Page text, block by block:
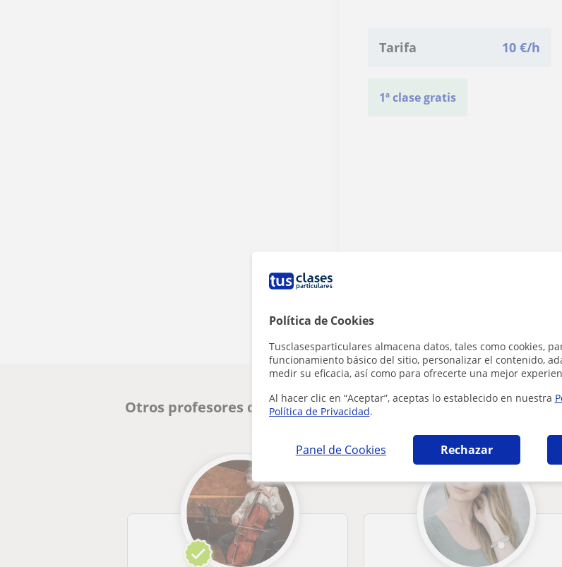
Política de Cookies
Tusclasesparticulares almacena datos, tales como cookies,
funcionamiento básico del sitio, personalizar el contenido,
medir su eficacia, así como para ofrecerte una mejor
Al hacer clic en “Aceptar”, aceptas lo establecido en nuestra
Política de Privacidad.
Panel de Cookies Rechazar
Tarifa 10 €/h
1ª clase gratis
Otros profesores de Piano en Alcalá de Henares que pueden